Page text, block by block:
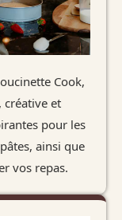
Cook,
créative et
pour les
ainsi que
vos repas.